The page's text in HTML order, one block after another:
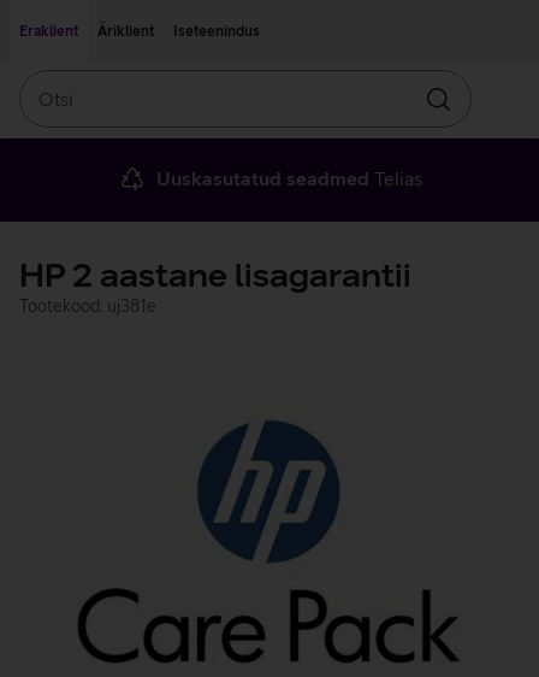
Eraklient
Äriklient Iseteenindus
Otsin
Uuskasutatud seadmed Telias
HP 2 aastane lisagarantii
Tootekood: uj381e